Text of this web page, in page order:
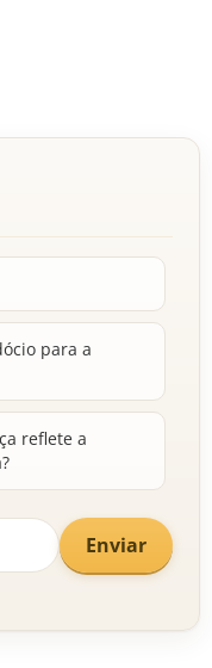
para a
reflete a
Enviar